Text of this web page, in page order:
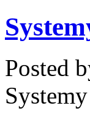
Posted